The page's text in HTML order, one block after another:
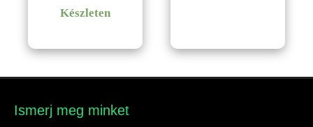
Készleten
Ismerj meg minket​